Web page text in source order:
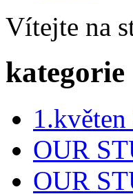
Vítejte na
kategorie
OUR
OUR